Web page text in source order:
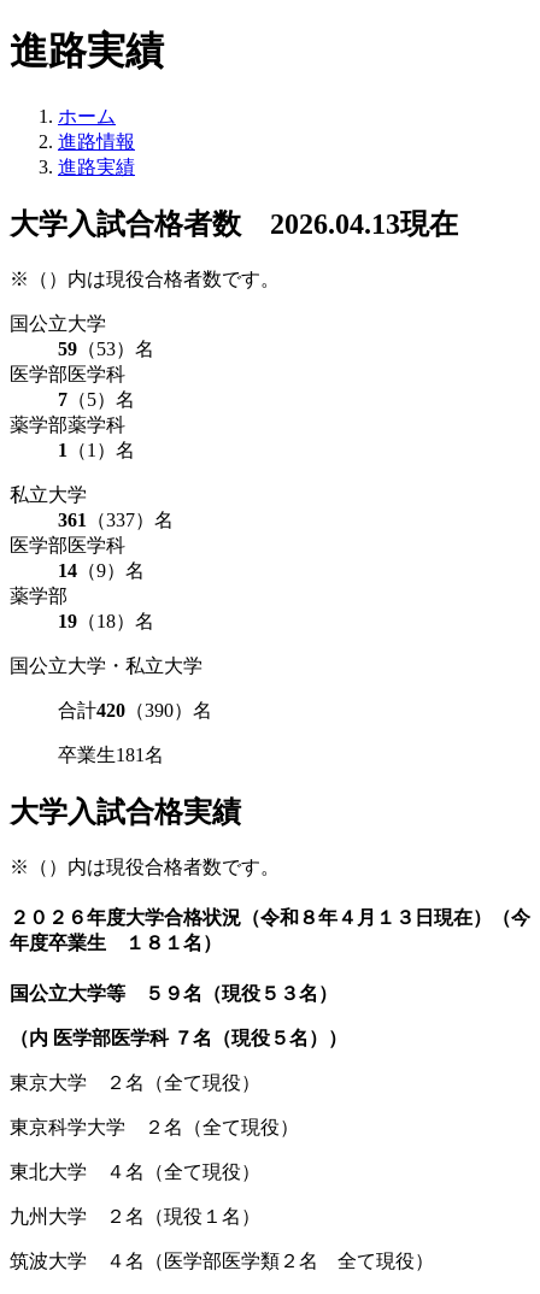
進路実績
ホーム
進路情報
進路実績
大学入試合格者数 2026.04.13現在
※（）内は現役合格者数です。
国公立大学
59 （53）名
医学部医学科
7 （5）名
薬学部薬学科
1
（1）名
私立大学
361
（337）名
医学部医学科
14 （9）名
薬学部
19 （18）名
国公立大学・私立大学
合計420 （390）名
卒業生181名
大学入試合格実績
※（）内は現役合格者数です。
２０２６年度大学合格状況（令和８年４月１３日現在）（今
年度卒業生 １８１名）
国公立大学等 ５９名（現役５３名）
（内 医学部医学科 ７名（現役５名））
東京大学 ２名（全て現役）
東京科学大学 ２名（全て現役）
東北大学 ４名（全て現役）
九州大学 ２名（現役１名）
筑波大学 ４名（医学部医学類２名 全て現役）